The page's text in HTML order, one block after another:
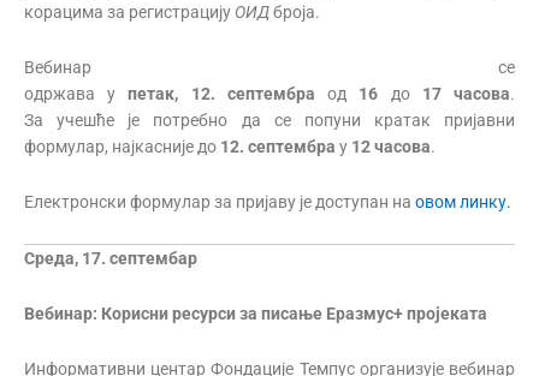
корацима за регистрацију ОИДброја.
Вебинар се
одржава упетак, 12. септембра од 16 до 17часова.
За
учешће је потребно да се попуни кратак пријавни
формулар, најкасније до 12. септембра у 12 часова.
Електронски формулар за пријаву је доступан на овом линку.
Среда, 17. септембар
Вебинар: Корисни ресурси за писање Еразмус+ пројеката
Информативни центар Фондације Темпус организује вебинар